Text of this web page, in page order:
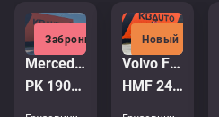
Забронировано
Mercedes-Benz Actros 2658 6x4
PK 19001 / RETARDER / BOX L=6628 mm
Новый
Volvo FM 450 6x2*4
HMF 2420 K5 / PALIFT L=4750 mm